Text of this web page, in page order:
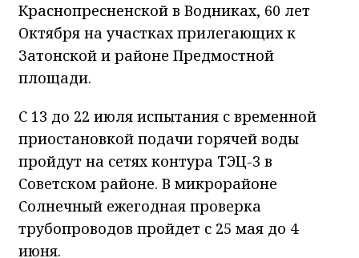
Краснопресненской в Водниках, 60 лет
Октября на участках прилегающих к
Затонской и районе Предмостной
площади.
С 13 до 22 июля испытания с временной
приостановкой подачи горячей воды
пройдут на сетях контура ТЭЦ-3 в
Советском районе. В микрорайоне
Солнечный ежегодная проверка
трубопроводов пройдет с 25 мая до 4
июня.